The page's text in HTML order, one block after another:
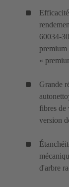
60034-
«
Grande
fibres de
version
d'arbre